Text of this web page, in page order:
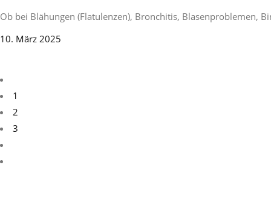
Ob bei Blähungen (Flatulenzen), Bronchitis, Blasenproblemen,
10. März 2025
1
2
3